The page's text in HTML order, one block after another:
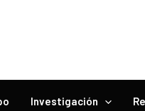
Investigación